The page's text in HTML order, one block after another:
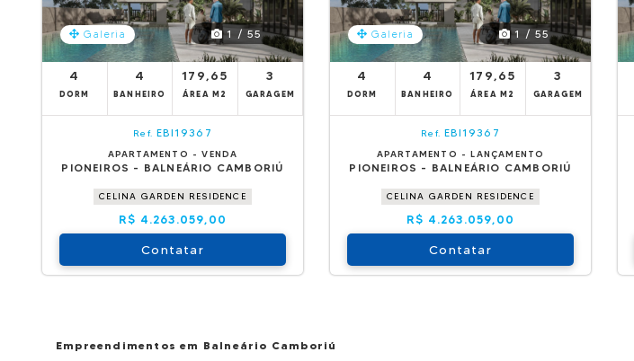
Galeria 1 / 55
4
DORM
4
BANHEIRO
179,65
ÁREA M2
3
GARAGEM
Ref. EBI19367
APARTAMENTO - VENDA
PIONEIROS - BALNEÁRIO CAMBORIÚ
CELINA GARDEN RESIDENCE
R$ 4.263.059,00
Contatar
Galeria 1 / 55
4
DORM
4
BANHEIRO
179,65
ÁREA M2
3
GARAGEM
Ref. EBI19367
APARTAMENTO - LANÇAMENTO
PIONEIROS - BALNEÁRIO CAMBORIÚ
CELINA GARDEN RESIDENCE
R$ 4.263.059,00
Contatar
Empreendimentos em Balneário Camboriú